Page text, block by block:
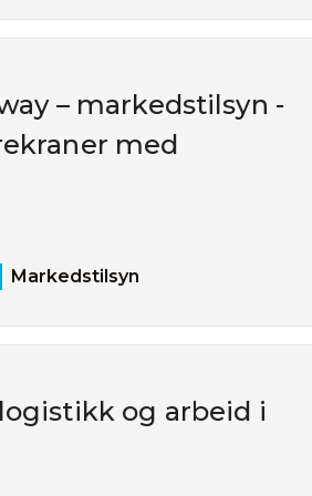
– markedstilsyn -
med
Markedstilsyn
og arbeid i